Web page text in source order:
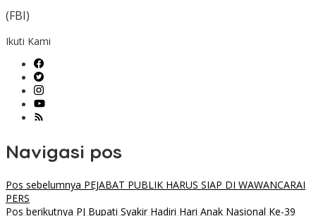
(FBI)
Ikuti Kami
Navigasi pos
Pos sebelumnya PEJABAT PUBLIK HARUS SIAP DI WAWANCARAI
PERS
Pos berikutnya PJ Bupati Syakir Hadiri Hari Anak Nasional Ke-39